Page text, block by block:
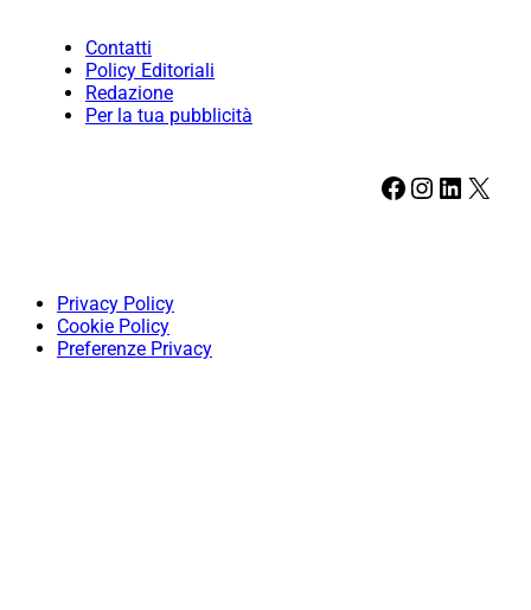
Contatti
Policy Editoriali
Redazione
Per la tua pubblicità
Facebook Instagram LinkedIn X
Privacy Policy
Cookie Policy
Preferenze Privacy